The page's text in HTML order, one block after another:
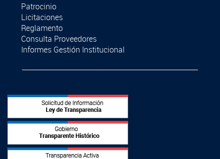
Patrocinio
Licitaciones
Reglamento
Consulta Proveedores
Informes Gestión Institucional